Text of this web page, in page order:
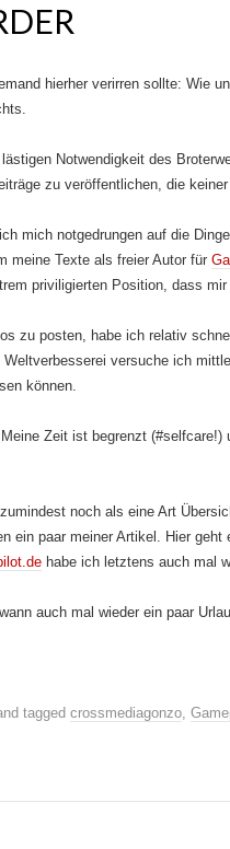
hierher verirren sollte: Wie
Notwendigkeit des
zu veröffentlichen, die
mich notgedrungen auf die
meine Texte als freier Autor für
priviligierten Position, dass
zu posten, habe ich relativ
versuche ich
können.
Zeit ist begrenzt
noch als eine Art
ein paar meiner Artikel. Hier geht
habe ich letztens auch mal
auch mal wieder ein paar
tagged crossmediagonzo,